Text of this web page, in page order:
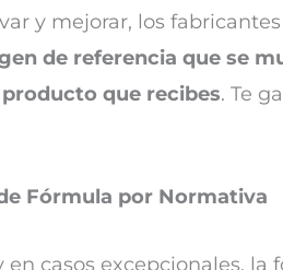
y mejorar, los
de referencia que se
que recibes. Te
Fórmula por Normativa
casos excepcionales,